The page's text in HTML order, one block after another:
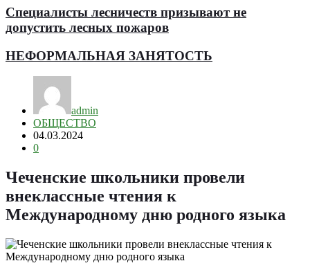
Специалисты лесничеств призывают не
допустить лесных пожаров
НЕФОРМАЛЬНАЯ ЗАНЯТОСТЬ
admin
ОБЩЕСТВО
04.03.2024
0
Чеченские школьники провели
внеклассные чтения к
Международному дню родного языка